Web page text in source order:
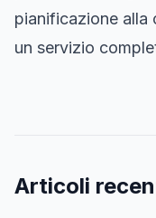
pianificazione alla
un servizio
Articoli